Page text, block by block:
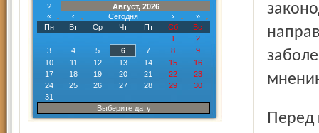
?
Август, 2026
«
‹ Сегодня ›
»
Пн
Вт Ср Чт Пт Сб
Вс
1
2
3
4 5 6 7 8
9
10
11 12 13 14 15
16
17
18 19 20 21 22
23
24
25 26 27 28 29
30
31
Выберите дату
Перед госпитализацией пациента последовательно